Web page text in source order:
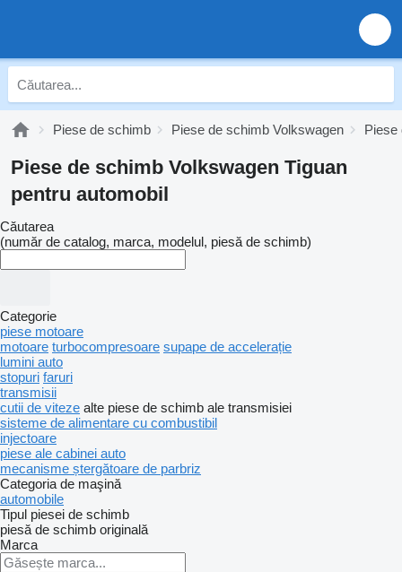
Piese de schimb Piese de schimb Volkswagen Piese
Piese de schimb Volkswagen Tiguan
pentru automobil
Căutarea
(număr de catalog, marca, modelul, piesă de schimb)
Categorie
piese motoare
motoare turbocompresoare supape de accelerație
lumini auto
stopuri faruri
transmisii
cutii de viteze alte piese de schimb ale transmisiei
sisteme de alimentare cu combustibil
injectoare
piese ale cabinei auto
mecanisme ștergătoare de parbriz
Categoria de maşină
automobile
Tipul piesei de schimb
piesă de schimb originală
Marca